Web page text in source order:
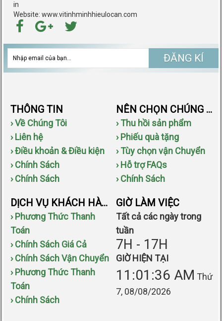
in
Website: www.vitinhminhhieulocan.com
ĐĂNG KÍ
THÔNG TIN
› Về Chúng Tôi
› Liên hệ
› Điều khoản & Điều kiện
› Chính Sách
› Chính Sách
NÊN CHỌN CHÚNG TÔI
› Thu hồi sản phẩm
› Phiếu quà tặng
› Tùy chọn vận Chuyển
› Hỗ trợ FAQs
› Chính Sách
DỊCH VỤ KHÁCH HÀNG
› Phương Thức Thanh
Toán
› Chính Sách Giá Cả
› Chính Sách Vận Chuyển
› Phương Thức Thanh
Toán
› Chính Sách
GIỜ LÀM VIỆC
Tất cả các ngày trong
tuần
7H - 17H
GIỜ HIỆN TẠI
11:01:36 AM Thứ
7, 08/08/2026